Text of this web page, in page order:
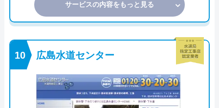
サービスの内容をもっと見る
広島水道センター